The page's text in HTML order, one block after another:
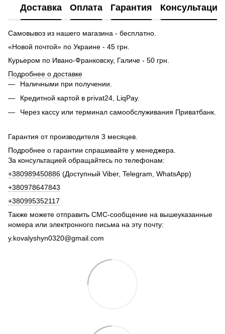
Доставка Оплата Гарантия Консультация
Самовывоз из нашего магазина - бесплатно.
«Новой почтой» по Украине - 45 грн.
Курьером по Ивано-Франковску, Галиче - 50 грн.
Подробнее о доставке
Наличными при получении.
Кредитной картой в privat24, LiqPay.
Через кассу или терминал самообслуживания Приватбанк.
Гарантия от производителя 3 месяцев.
Подробнее о гарантии спрашивайте у менеджера.
За консультацией обращайтесь по телефонам:
+380989450886 (Доступный Viber, Telegram, WhatsApp)
+380978647843
+380995352117
Также можете отправить СМС-сообщение на вышеуказанные
номера или электронного письма на эту почту:
y.kovalyshyn0320@gmail.com